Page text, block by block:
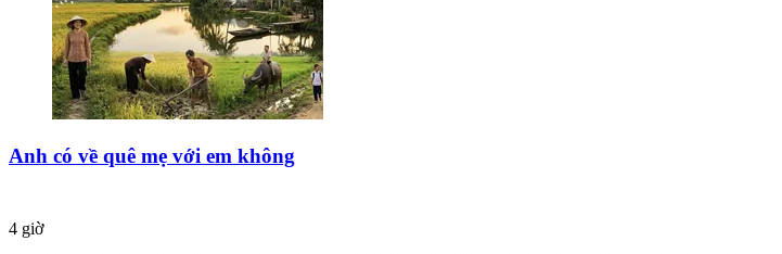
Anh có về quê mẹ với em không
4 giờ